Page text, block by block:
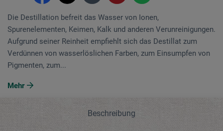
Die Destillation befreit das Wasser von Ionen,
Spurenelementen, Keimen, Kalk und anderen Verunreinigungen.
Aufgrund seiner Reinheit empfiehlt sich das Destillat zum
Verdünnen von wasserlöslichen Farben, zum Einsumpfen von
Pigmenten, zum...
Mehr
Beschreibung